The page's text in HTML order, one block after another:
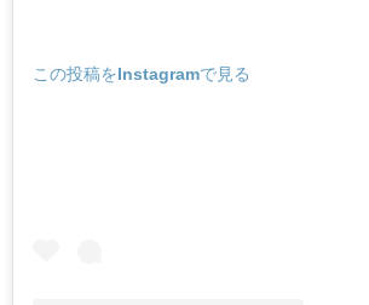
この投稿をInstagramで見る